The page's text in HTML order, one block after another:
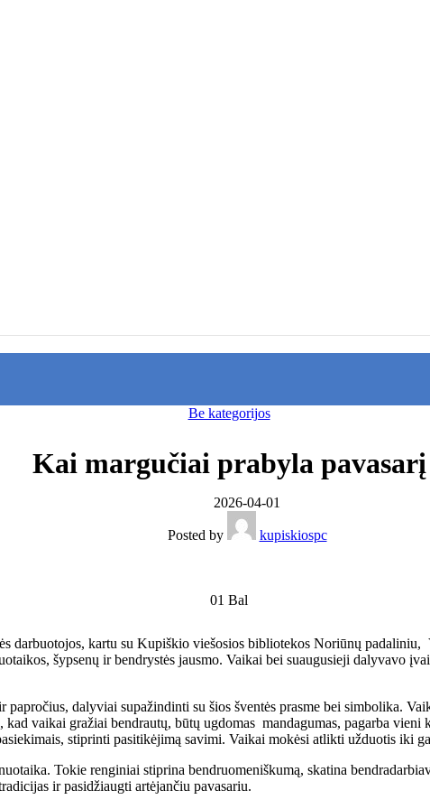
Be kategorijos
Kai margučiai prabyla pavasarį
2026-04-01
Posted by kupiskiospc
01 Bal
darbuotojos, kartu su Kupiškio viešosios bibliotekos Noriūnų
šypsenų ir bendrystės jausmo. Vaikai bei suaugusieji dalyvavo
dalyviai supažindinti su šios šventės prasme bei simbolika.
vaikai gražiai bendrautų, būtų ugdomas mandagumas, pagarba
stiprinti pasitikėjimą savimi. Vaikai mokėsi atlikti užduotis iki
Tokie renginiai stiprina bendruomeniškumą, skatina
ir pasidžiaugti artėjančiu pavasariu.